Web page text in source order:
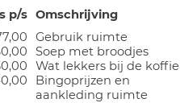
p/s Omschrijving
Gebruik ruimte
Soep met broodjes
Wat lekkers bij de koffie
Bingoprijzen en
aankleding ruimte